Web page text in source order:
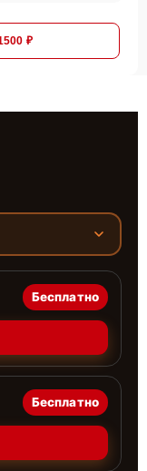
₽
Бесплатно
Бесплатно